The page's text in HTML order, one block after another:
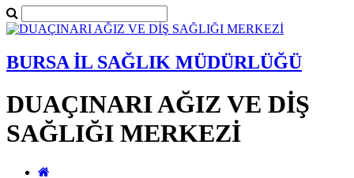
BURSA İL SAĞLIK MÜDÜRLÜĞÜ
DUAÇINARI AĞIZ VE DİŞ
SAĞLIĞI MERKEZİ